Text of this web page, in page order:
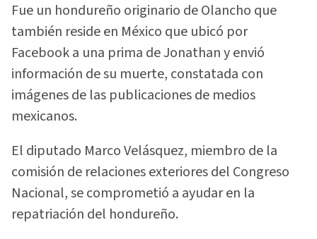
Fue un hondureño originario de Olancho que
también reside en México que ubicó por
Facebook a una prima de Jonathan y envió
información de su muerte, constatada con
imágenes de las publicaciones de medios
mexicanos.
El diputado Marco Velásquez, miembro de la
comisión de relaciones exteriores del Congreso
Nacional, se comprometió a ayudar en la
repatriación del hondureño.